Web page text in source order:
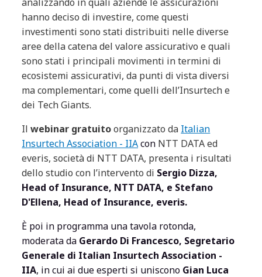
hanno deciso di investire, come questi
investimenti sono stati distribuiti nelle diverse
aree della catena del valore assicurativo e quali
sono stati i principali movimenti in termini di
ecosistemi assicurativi, da punti di vista diversi
ma complementari, come quelli dell’Insurtech e
dei Tech Giants.
Ilwebinar gratuitoorganizzato da Italian
Insurtech Association - IIAcon NTT DATA ed
everis, società di NTT DATA, presenta i risultati
dello studio con l’intervento di Sergio Dizza,
Head of Insurance, NTT DATA, e Stefano
D'Ellena, Head of Insurance, everis.
È poi in programma una tavola rotonda,
moderata da Gerardo Di Francesco, Segretario
Generale di Italian Insurtech Association -
IIA, in cui ai due esperti si uniscono Gian Luca